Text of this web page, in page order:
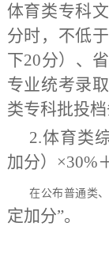
体育类专科
分时，不低
下20分）、
专业统考录
类专科批投档
2.体育类
加分）×30%
在公布普通类
定加分”。